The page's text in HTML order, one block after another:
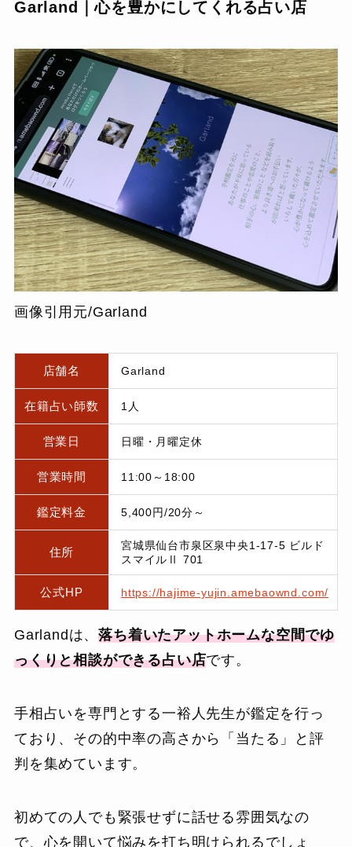
Garland｜心を豊かにしてくれる占い店
画像引用元/Garland
店舗名 Garland
在籍占い師数 1人
営業日 日曜・月曜定休
営業時間 11:00～18:00
鑑定料金 5,400円/20分～
住所
宮城県仙台市泉区泉中央1-17-5 ビルド
スマイルⅡ 701
公式HP https://hajime-yujin.amebaownd.com/
Garlandは、落ち着いたアットホームな空間でゆ
っくりと相談ができる占い店です。
手相占いを専門とする一裕人先生が鑑定を行っ
ており、その的中率の高さから「当たる」と評
判を集めています。
初めての人でも緊張せずに話せる雰囲気なの
で、心を開いて悩みを打ち明けられるでしょ